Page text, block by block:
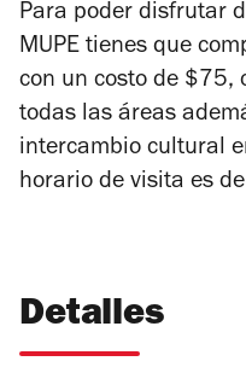
Para poder disfrutar
MUPE tienes que
con un costo de $75,
todas las áreas
intercambio cultural
horario de visita es
Detalles